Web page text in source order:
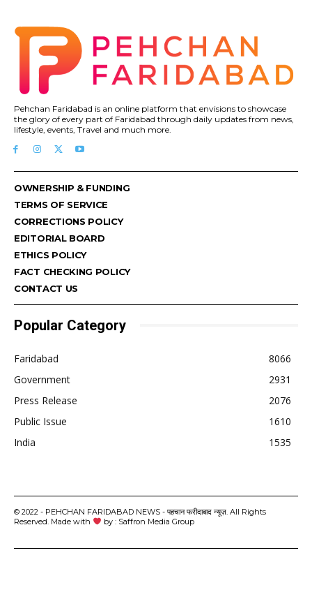
Pehchan Faridabad is an online platform that envisions to showcase
the glory of every part of Faridabad through daily updates from news,
lifestyle, events, Travel and much more.
OWNERSHIP & FUNDING
TERMS OF SERVICE
CORRECTIONS POLICY
EDITORIAL BOARD
ETHICS POLICY
FACT CHECKING POLICY
CONTACT US
Popular Category
Faridabad
8066
Government
2931
Press Release
2076
Public Issue
1610
India
1535
© 2022 - PEHCHAN FARIDABAD NEWS - पहचान फरीदाबाद न्यूज़. All Rights
Reserved. Made with
by : Saffron Media Group